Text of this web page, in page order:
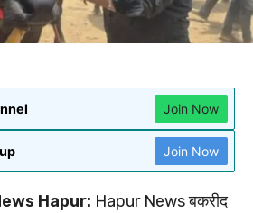
Join Now
Join Now
Hapur: Hapur News बकरीद